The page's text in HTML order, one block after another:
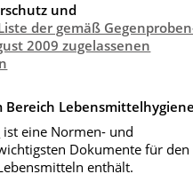
und
der gemäß
2009 zugelassenen
Bereich
ist eine Normen- und
Dokumente für den
enthält.